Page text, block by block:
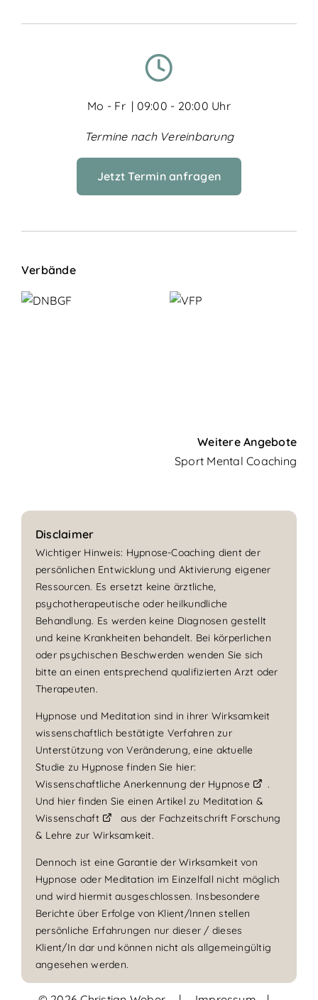
Mo - Fr | 09:00 - 20:00 Uhr
Termine nach Vereinbarung
Jetzt Termin anfragen
Verbände
Weitere Angebote
Sport Mental Coaching
Disclaimer
Wichtiger Hinweis: Hypnose-Coaching dient der
persönlichen Entwicklung und Aktivierung eigener
Ressourcen. Es ersetzt keine ärztliche,
psychotherapeutische oder heilkundliche
Behandlung. Es werden keine Diagnosen gestellt
und keine Krankheiten behandelt. Bei körperlichen
oder psychischen Beschwerden wenden Sie sich
bitte an einen entsprechend qualifizierten Arzt oder
Therapeuten.
Hypnose und Meditation sind in ihrer Wirksamkeit
wissenschaftlich bestätigte Verfahren zur
Unterstützung von Veränderung, eine aktuelle
Studie zu Hypnose finden Sie hier:
Wissenschaftliche Anerkennung der Hypnose
.
Und hier finden Sie einen Artikel zu Meditation &
Wissenschaft
aus der Fachzeitschrift Forschung
& Lehre zur Wirksamkeit.
Dennoch ist eine Garantie der Wirksamkeit von
Hypnose oder Meditation im Einzelfall nicht möglich
und wird hiermit ausgeschlossen. Insbesondere
Berichte über Erfolge von Klient/Innen stellen
persönliche Erfahrungen nur dieser / dieses
Klient/In dar und können nicht als allgemeingültig
angesehen werden.